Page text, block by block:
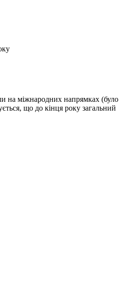
на міжнародних напрямках (було
що до кінця року загальний